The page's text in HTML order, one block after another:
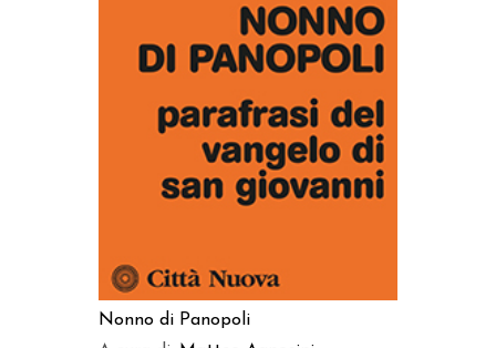
AGGIUNGI AL CARRELLO
Nonno di Panopoli